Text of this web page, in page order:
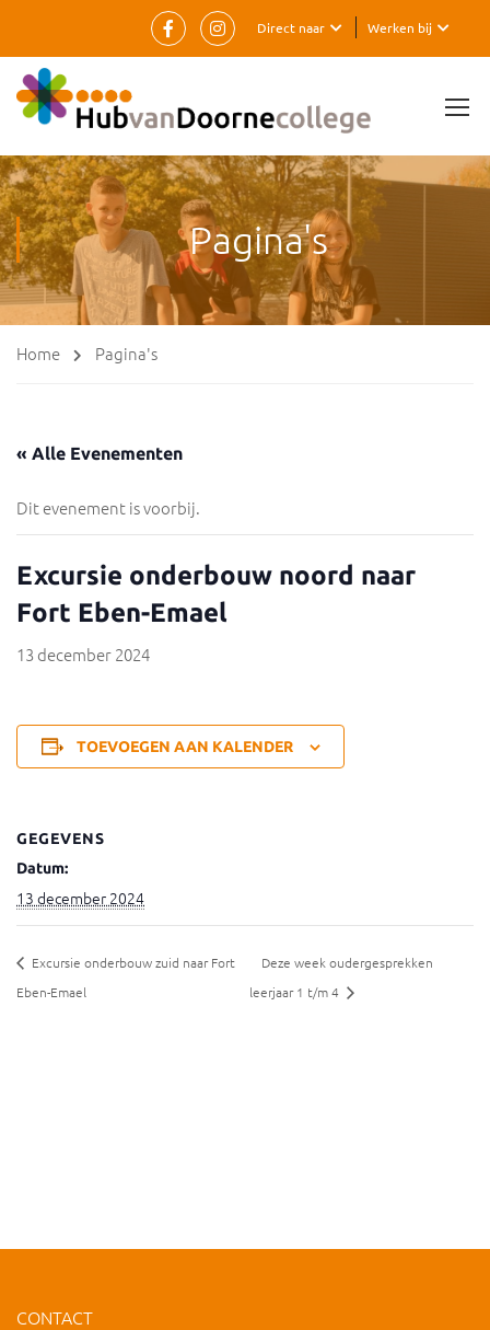
Werken bij
Direct naar
Pagina's
Home Pagina's
« Alle Evenementen
Dit evenement is voorbij.
Excursie onderbouw noord naar
Fort Eben-Emael
13 december 2024
TOEVOEGEN AAN KALENDER
GEGEVENS
Datum:
13 december 2024
Excursie onderbouw zuid naar Fort
Eben-Emael
Deze week oudergesprekken
leerjaar 1 t/m 4
CONTACT